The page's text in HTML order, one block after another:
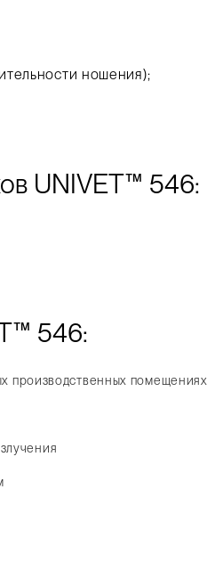
ношения);
UNIVET™ 546:
546:
производственных помещениях